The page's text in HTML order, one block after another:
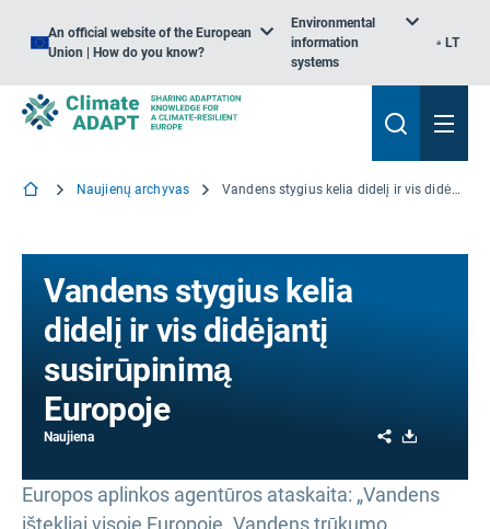
An official website of the European
Union | How do you know?
Environmental
information
systems
LT
Naujienų archyvas Vandens stygius kelia didelį ir vis didėjantį susirūpinimą Europoje
Vandens stygius kelia
didelį ir vis didėjantį
susirūpinimą
Europoje
Naujiena Share
Europos aplinkos agentūros ataskaita: „Vandens
ištekliai visoje Europoje. Vandens trūkumo